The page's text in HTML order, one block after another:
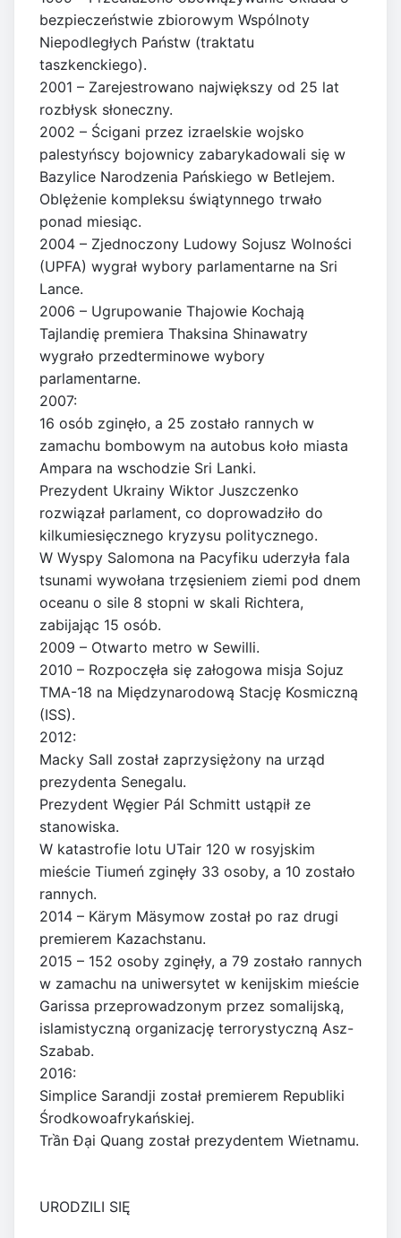
bezpieczeństwie zbiorowym Wspólnoty
Niepodległych Państw (traktatu
taszkenckiego).
2001 – Zarejestrowano największy od 25 lat
rozbłysk słoneczny.
2002 – Ścigani przez izraelskie wojsko
palestyńscy bojownicy zabarykadowali się w
Bazylice Narodzenia Pańskiego w Betlejem.
Oblężenie kompleksu świątynnego trwało
ponad miesiąc.
2004 – Zjednoczony Ludowy Sojusz Wolności
(UPFA) wygrał wybory parlamentarne na Sri
Lance.
2006 – Ugrupowanie Thajowie Kochają
Tajlandię premiera Thaksina Shinawatry
wygrało przedterminowe wybory
parlamentarne.
2007:
16 osób zginęło, a 25 zostało rannych w
zamachu bombowym na autobus koło miasta
Ampara na wschodzie Sri Lanki.
Prezydent Ukrainy Wiktor Juszczenko
rozwiązał parlament, co doprowadziło do
kilkumiesięcznego kryzysu politycznego.
W Wyspy Salomona na Pacyfiku uderzyła fala
tsunami wywołana trzęsieniem ziemi pod dnem
oceanu o sile 8 stopni w skali Richtera,
zabijając 15 osób.
2009 – Otwarto metro w Sewilli.
2010 – Rozpoczęła się załogowa misja Sojuz
TMA-18 na Międzynarodową Stację Kosmiczną
(ISS).
2012:
Macky Sall został zaprzysiężony na urząd
prezydenta Senegalu.
Prezydent Węgier Pál Schmitt ustąpił ze
stanowiska.
W katastrofie lotu UTair 120 w rosyjskim
mieście Tiumeń zginęły 33 osoby, a 10 zostało
rannych.
2014 – Kärym Mäsymow został po raz drugi
premierem Kazachstanu.
2015 – 152 osoby zginęły, a 79 zostało rannych
w zamachu na uniwersytet w kenijskim mieście
Garissa przeprowadzonym przez somalijską,
islamistyczną organizację terrorystyczną Asz-
Szabab.
2016:
Simplice Sarandji został premierem Republiki
Środkowoafrykańskiej.
Trần Đại Quang został prezydentem Wietnamu.
URODZILI SIĘ